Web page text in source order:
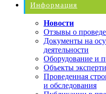
Информация
Новости
Отзывы о
Документы на
деятельности
Оборудование и
Объекты
Проведенная
и обследования